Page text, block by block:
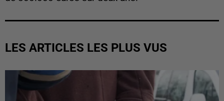
LES ARTICLES LES PLUS VUS